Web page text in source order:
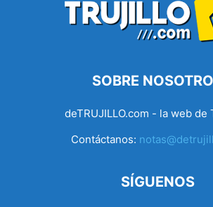
SOBRE
deTRUJILLO.com - la web de
Contáctanos:
SÍGUENOS